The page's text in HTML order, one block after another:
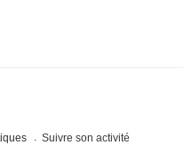
Suivre son activité